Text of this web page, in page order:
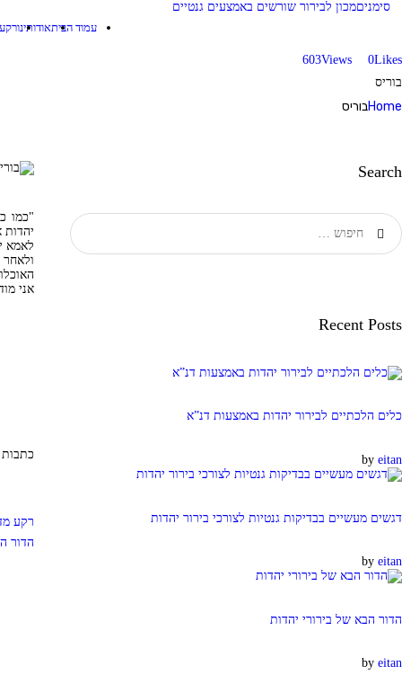
סימניםמכון לבירור שורשים באמצעים גנטיים
עמוד הביתאודותינו
603Views 0Likes
בוריס
Homeבוריס
סימנים
שאלות
ותשובות
צרו קשר
"כמו
לאמא
אני
כתבות
רקע
הדור
Search
חיפוש:
Recent Posts
כלים הלכתיים לבירור יהדות באמצעות דנ”א
by eitan
דגשים מעשיים בבדיקות גנטיות לצורכי בירור יהדות
by eitan
הדור הבא של בירורי יהדות
by eitan